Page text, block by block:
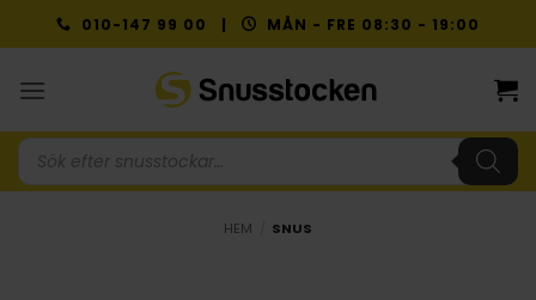
to
010-147 99 00 | MÅN - FRE 08:30 - 19:00
Produktsökning
HEM SNUS